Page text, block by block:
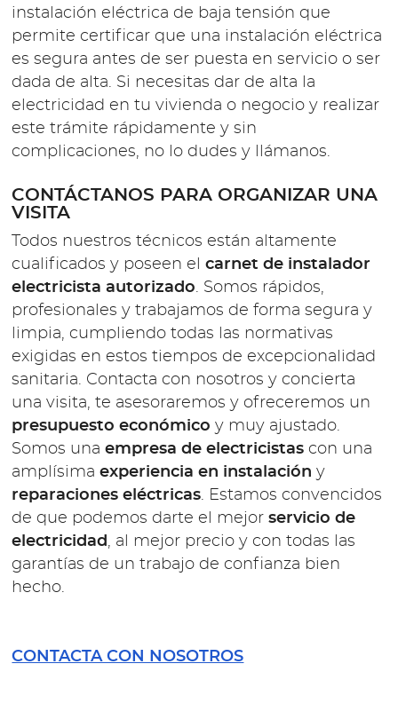
instalación eléctrica de baja tensión que
permite certificar que una instalación eléctrica
es segura antes de ser puesta en servicio o ser
dada de alta. Si necesitas dar de alta la
electricidad en tu vivienda o negocio y realizar
este trámite rápidamente y sin
complicaciones, no lo dudes y llámanos.
CONTÁCTANOS PARA ORGANIZAR UNA
VISITA
Todos nuestros técnicos están altamente
cualificados y poseen elcarnet de instalador
electricista autorizado. Somos rápidos,
profesionales y trabajamos de forma segura y
limpia, cumpliendo todas las normativas
exigidas en estos tiempos de excepcionalidad
sanitaria. Contacta con nosotros y concierta
una visita, te asesoraremos y ofreceremos un
presupuesto económico y muy ajustado.
Somos unaempresa de electricistas con una
amplísimaexperiencia en instalación y
reparaciones eléctricas. Estamos convencidos
de que podemos darte el mejorservicio de
electricidad, al mejor precio y con todas las
garantías de un trabajo de confianza bien
hecho.
CONTACTA CON NOSOTROS